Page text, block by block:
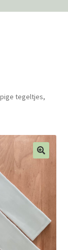
tegeltjes,